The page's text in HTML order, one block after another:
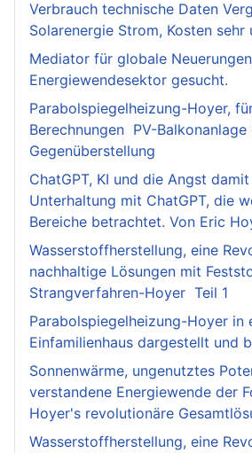
Verbrauch technische Daten
Solarenergie Strom, Kosten sehr
Mediator für globale
Energiewendesektor gesucht.
Parabolspiegelheizung-Hoyer,
Berechnungen PV-Balkonanlage
Gegenüberstellung
ChatGPT, KI und die Angst
Unterhaltung mit ChatGPT, die
Bereiche betrachtet. Von Eric
Wasserstoffherstellung, eine
nachhaltige Lösungen mit
Strangverfahren-Hoyer Teil 1
Parabolspiegelheizung-Hoyer in
Einfamilienhaus dargestellt und
Sonnenwärme, ungenutztes
verstandene Energiewende der
Hoyer's revolutionäre
Wasserstoffherstellung, eine